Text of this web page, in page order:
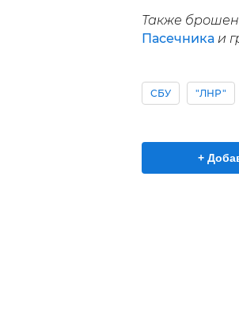
Также
Пасечникаи
СБУ "ЛНР"
+